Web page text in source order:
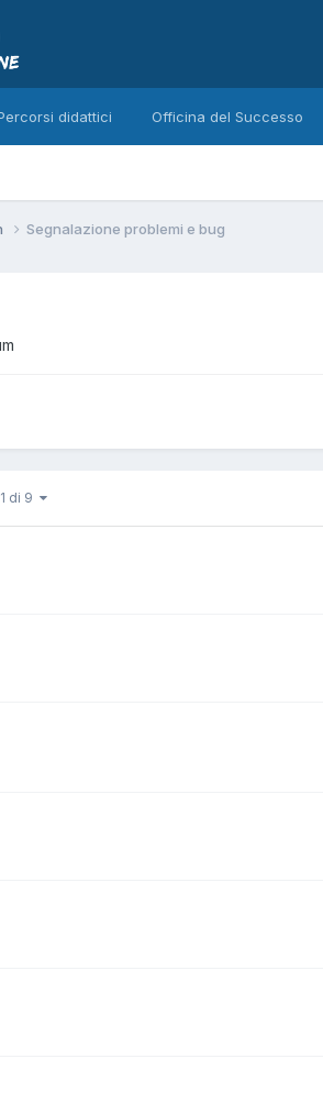
didattici Officina del Successo
Segnalazione problemi e bug
di 9